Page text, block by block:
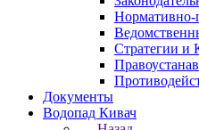
Нормативно-
Стратегии и
Документы
Водопад Кивач